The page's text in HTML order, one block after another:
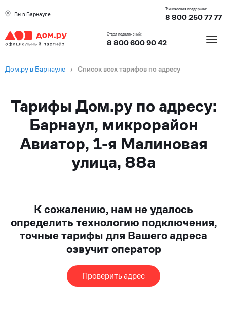
Вы в Барнауле
Техническая поддержка:
8 800 250 77 77
Отдел подключений:
8 800 600 90 42 ≡
Дом.ру в Барнауле › Список всех тарифов по адресу
Тарифы Дом.ру по адресу:
Барнаул, микрорайон
Авиатор, 1-я Малиновая
улица, 88а
К сожалению, нам не удалось
определить технологию подключения,
точные тарифы для Вашего адреса
озвучит оператор
Проверить адрес